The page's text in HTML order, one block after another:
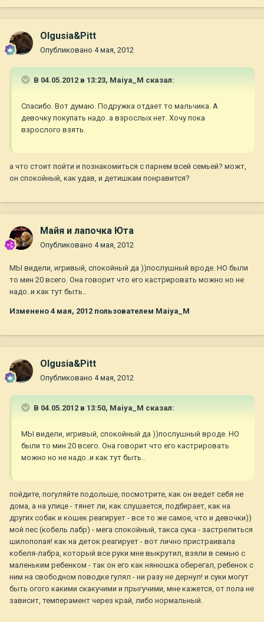
Olgusia&Pitt
Опубликовано 4 мая, 2012
В 04.05.2012 в 13:23, Maiya_M сказал:
Спасибо. Вот думаю. Подружка отдает то мальчика. А
девочку покупать надо. а взрослых нет. Хочу пока
взрослого взять.
а что стоит пойти и познакомиться с парнем всей семьей? можт,
он спокойный, как удав, и детишкам понравится?
Майя и лапочка Юта
Опубликовано 4 мая, 2012
МЫ видели, игривый, спокойный да ))послушный вроде. НО были
то мин 20 всего. Она говорит что его кастрировать можно но не
надо..и как тут быть..
Изменено 4 мая, 2012 пользователем Maiya_M
Olgusia&Pitt
Опубликовано 4 мая, 2012
В 04.05.2012 в 13:50, Maiya_M сказал:
МЫ видели, игривый, спокойный да ))послушный вроде. НО
были то мин 20 всего. Она говорит что его кастрировать
можно но не надо..и как тут быть..
пойдите, погуляйте подольше, посмотрите, как он ведет себя не
дома, а на улице - тянет ли, как слушается, подбирает, как на
других собак и кошек реагирует - все то же самое, что и девочки))
мой пес (кобель лабр) - мега спокойный, такса сука - застрелиться
шилопопая! как на деток реагирует - вот лично пристраивала
кобеля-лабра, который все руки мне выкрутил, взяли в семью с
маленьким ребенком - так он его как нянюшка оберегал, ребенок с
ним на свободном поводке гулял - ни разу не дернул! и суки могут
быть огого какими скакучими и прыгучими, мне кажется, от пола не
зависит, темперамент через край, либо нормальный.